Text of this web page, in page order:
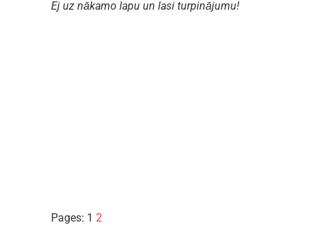
Ej uz nākamo lapu un lasi turpinājumu!
Pages: 1 2